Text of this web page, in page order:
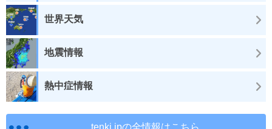
世界天気
地震情報
熱中症情報
tenki.jpの全情報はこちら